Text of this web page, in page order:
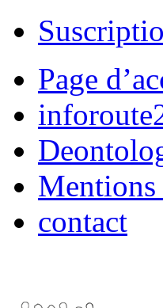
Page
Mentions
contact